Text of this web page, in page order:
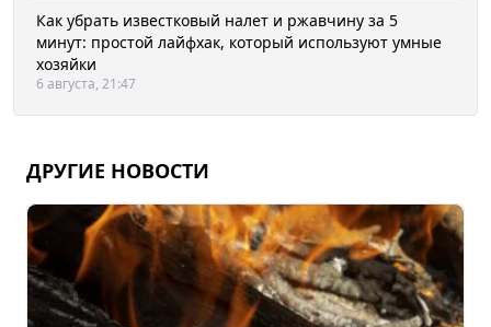
Как убрать известковый налет и ржавчину за 5
минут: простой лайфхак, который используют умные
хозяйки
6 августа, 21:47
ДРУГИЕ НОВОСТИ